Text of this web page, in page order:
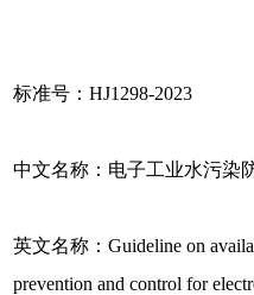
标准号：HJ1298-2023
中文名称：电子工业水污染
英文名称：Guideline on
prevention and control for